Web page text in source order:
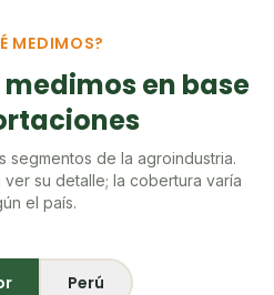
MEDIMOS?
en base
segmentos de la agroindustria.
su detalle; la cobertura varía
el país.
Perú